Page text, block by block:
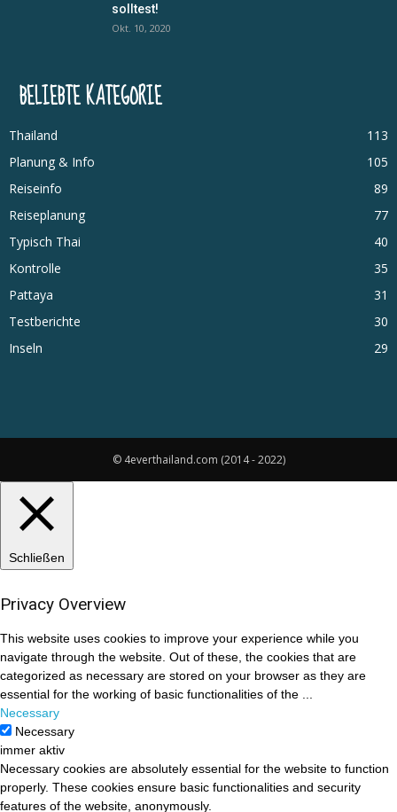
solltest!
Okt. 10, 2020
BELIEBTE KATEGORIE
Thailand
113
Planung & Info
105
Reiseinfo
89
Reiseplanung
77
Typisch Thai
40
Kontrolle
35
Pattaya
31
Testberichte
30
Inseln
29
© 4everthailand.com (2014 - 2022)
Schließen
Privacy Overview
This website uses cookies to improve your experience while you
navigate through the website. Out of these, the cookies that are
categorized as necessary are stored on your browser as they are
essential for the working of basic functionalities of the
Necessary
Necessary
immer aktiv
Necessary cookies are absolutely essential for the website to function
properly. These cookies ensure basic functionalities and security
features of the website, anonymously.